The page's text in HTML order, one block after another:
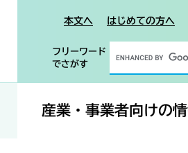
本文へ はじめての方へ
フリーワード
でさがす
産業・事業者向けの